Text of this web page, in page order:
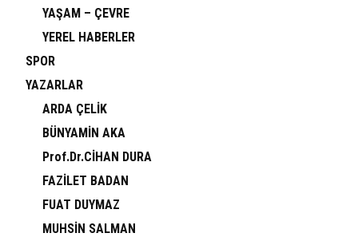
YAŞAM – ÇEVRE
YEREL HABERLER
SPOR
YAZARLAR
ARDA ÇELİK
BÜNYAMİN AKA
Prof.Dr.CİHAN DURA
FAZİLET BADAN
FUAT DUYMAZ
MUHSİN SALMAN